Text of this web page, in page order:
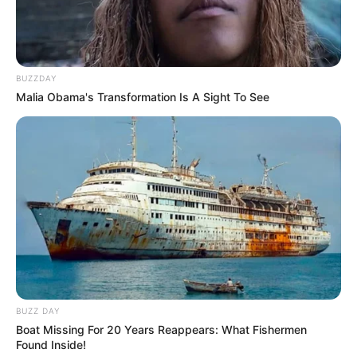
aprender a fazer:
você também poderá atender a pedidos para
BUZZDAY
Malia Obama's Transformation Is A Sight To See
BUZZ DAY
Boat Missing For 20 Years Reappears: What Fishermen
Found Inside!